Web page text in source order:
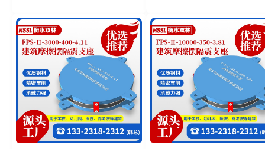
3.81
FPSII-8000-300-3.48生产
家